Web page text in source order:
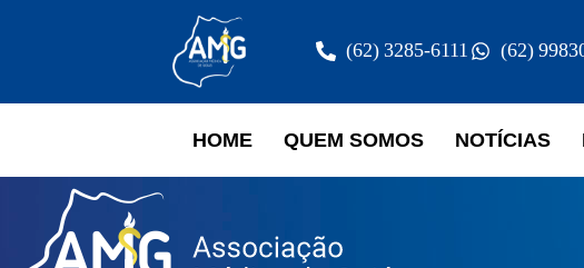
(62) 3285-6111 (62)
HOME QUEM SOMOS NOTÍCIAS